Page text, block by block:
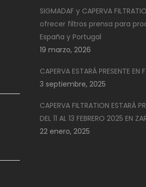
SIGMADAF y CAPERVA
ofrecer filtros prensa para
España y Portugal
19 marzo, 2026
CAPERVA ESTARÁ PRESENTE
3 septiembre, 2025
CAPERVA FILTRATION ESTARÁ
DEL 11 AL 13 FEBRERO 2025 EN
22 enero, 2025